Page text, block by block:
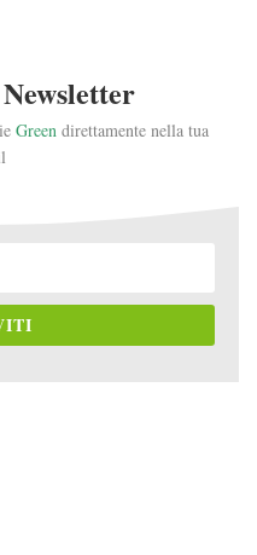
Greendirettamente nella tua